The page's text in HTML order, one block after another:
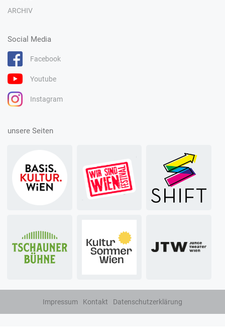
ARCHIV
Social Media
Facebook
Youtube
Instagram
unsere Seiten
Impressum Kontakt Datenschutzerklärung